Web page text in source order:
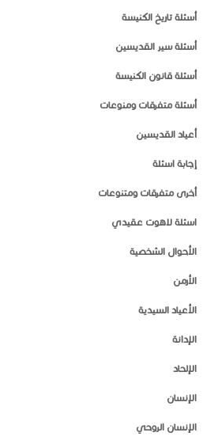
أسئلة تاريخ الكنيسة
أسئلة سير القديسين
أسئلة قانون الكنيسة
أسئلة متفرقات ومنوعات
أعياد القديسين
إجابة اسئلة
أخرى متفرقات ومتنوعات
اسئلة لاهوت عقيدي
الأحوال الشخصية
الأرمن
الأعياد السيدية
الإدانة
الإلحاد
الإنسان
الإنسان الروحي